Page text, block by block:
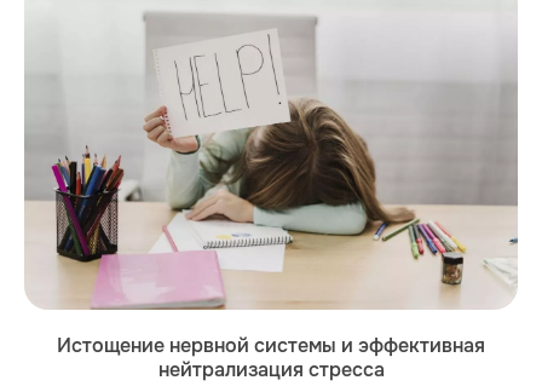
Истощение нервной системы и эффективная
нейтрализация стресса